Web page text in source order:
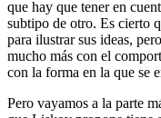
que hay que tener en
subtipo de otro. Es cierto
para ilustrar sus ideas,
mucho más con el
con la forma en la que se
Pero vayamos a la parte